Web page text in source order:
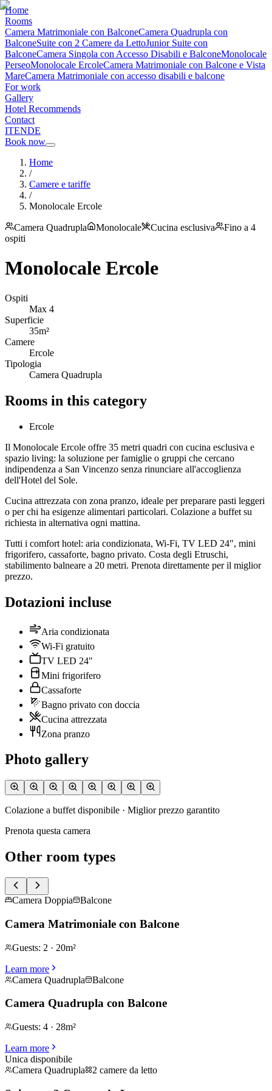
Home
Rooms
Camera Matrimoniale con BalconeCamera Quadrupla con
BalconeSuite con 2 Camere da LettoJunior Suite con
BalconeCamera Singola con Accesso Disabili e BalconeMonolocale
PerseoMonolocale ErcoleCamera Matrimoniale con Balcone e Vista
MareCamera Matrimoniale con accesso disabili e balcone
For work
Gallery
Hotel Recommends
Contact
ITENDE
Book now
Home
/
Camere e tariffe
/
Monolocale Ercole
Camera Quadrupla Monolocale Cucina esclusiva
Fino a 4
ospiti
Monolocale Ercole
Ospiti
Max 4
Superficie
35m²
Camere
Ercole
Tipologia
Camera Quadrupla
Rooms in this category
Ercole
Il Monolocale Ercole offre 35 metri quadri con cucina esclusiva e
spazio living: la soluzione per famiglie o gruppi che cercano
indipendenza a San Vincenzo senza rinunciare all'accoglienza
dell'Hotel del Sole.
Cucina attrezzata con zona pranzo, ideale per preparare pasti leggeri
o per chi ha esigenze alimentari particolari. Colazione a buffet su
richiesta in alternativa ogni mattina.
Tutti i comfort hotel: aria condizionata, Wi-Fi, TV LED 24", mini
frigorifero, cassaforte, bagno privato. Costa degli Etruschi,
stabilimento balneare a 20 metri. Prenota direttamente per il miglior
prezzo.
Dotazioni incluse
Aria condizionata
Wi-Fi gratuito
TV LED 24"
Mini frigorifero
Cassaforte
Bagno privato con doccia
Cucina attrezzata
Zona pranzo
Photo gallery
Colazione a buffet disponibile · Miglior prezzo garantito
Prenota questa camera
Other room types
Camera Doppia Balcone
Camera Matrimoniale con Balcone
Guests: 2 · 20m²
Learn more
Camera Quadrupla
Balcone
Camera Quadrupla con Balcone
Guests: 4 · 28m²
Learn more
Unica disponibile
Camera Quadrupla
2 camere da letto